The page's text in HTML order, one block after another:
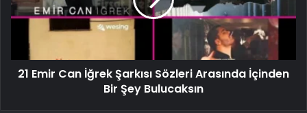
21 Emir Can İğrek Şarkısı Sözleri Arasında İçinden
Bir Şey Bulucaksın